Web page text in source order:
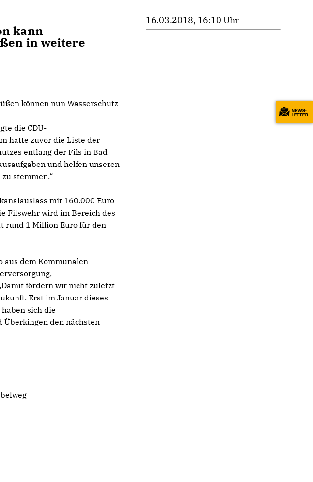
kann
in weitere
können nun Wasserschutz-
die CDU-
hatte zuvor die Liste der
entlang der Fils in Bad
und helfen unseren
stemmen.“
mit 160.000 Euro
Filswehr wird im Bereich des
rund 1 Million Euro für den
aus dem Kommunalen
fördern wir nicht zuletzt
Erst im Januar dieses
sich die
Überkingen den nächsten
16.03.2018, 16:10 Uhr